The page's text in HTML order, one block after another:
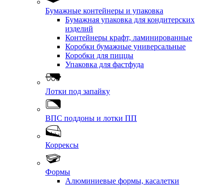
Бумажные контейнеры и упаковка
Бумажная упаковка для кондитерских
изделий
Контейнеры крафт, ламинированные
Коробки бумажные универсальные
Коробки для пиццы
Упаковка для фастфуда
Лотки под запайку
ВПС поддоны и лотки ПП
Коррексы
Формы
Алюминиевые формы, касалетки